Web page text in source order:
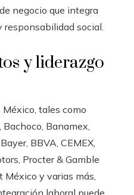
negocio que integra
social.
y liderazgo
tales como
Banamex,
BBVA, CEMEX,
Procter & Gamble
y varias más,
laboral puede